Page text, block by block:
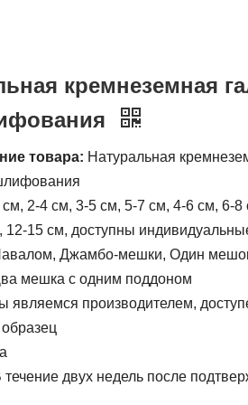
кремнеземная
товара: Натуральная
см, 2-4 см, 3-5 см, 5-7 см, 4-6 см, 6-8
12-15 см, доступны
Джамбо-мешки, Один
мешка с одним поддоном
являемся производителем,
двух недель после